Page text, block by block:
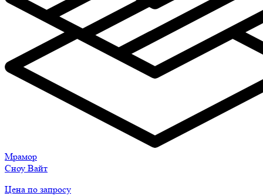
Мрамор
Сноу Вайт
Цена по запросу